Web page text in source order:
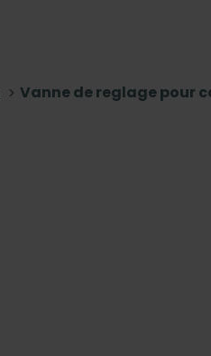
Vanne de reglage pour